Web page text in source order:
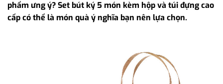
phẩm ưng ý? Set bút ký 5 món kèm hộp và túi đựng cao
cấp có thể là món quà ý nghĩa bạn nên lựa chọn.